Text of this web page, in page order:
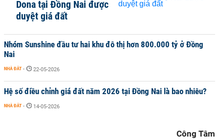
Dona tại Đồng Nai được
duyệt giá đất
Nhóm Sunshine đầu tư hai khu đô thị hơn 800.000 tỷ ở Đồng
Nai
NHÀ ĐẤT - 22-05-2026
Hệ số điều chỉnh giá đất năm 2026 tại Đồng Nai là bao nhiêu?
NHÀ ĐẤT - 14-05-2026
Công Tâm